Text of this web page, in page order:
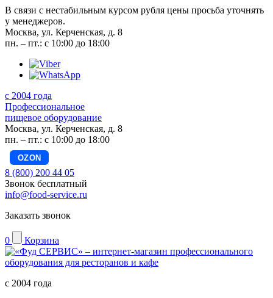
В связи с нестабильным курсом рубля цены просьба уточнять
у менеджеров.
Москва, ул. Керченская, д. 8
пн. – пт.: с 10:00 до 18:00
с 2004 года
Профессиональное
пищевое оборудование
Москва, ул. Керченская, д. 8
пн. – пт.: с 10:00 до 18:00
OZON
8 (800) 200 44 05
Звонок бесплатный
info@food-service.ru
Заказать звонок
0 Корзина
с 2004 года